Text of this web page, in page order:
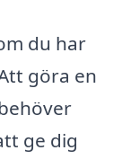
du har
göra en
ge dig